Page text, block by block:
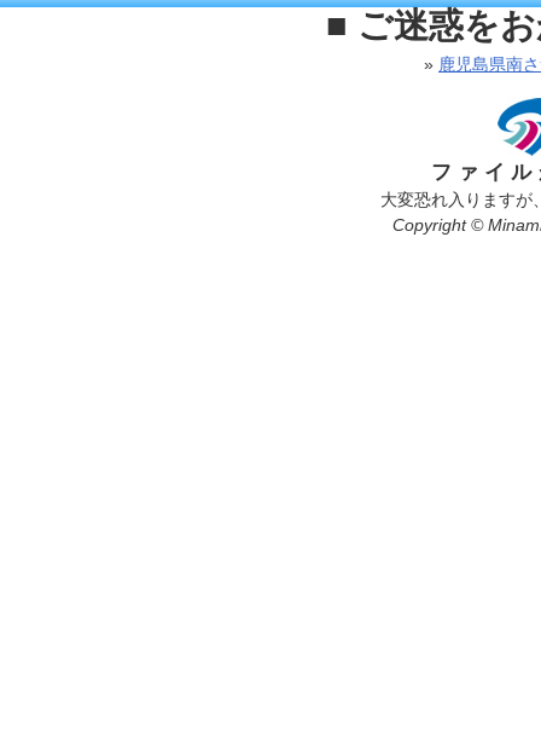
■ ご迷惑を
» 鹿児島県南
ファイ
大変恐れ入りますが
Copyright ©